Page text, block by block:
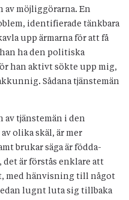
av möjliggörarna. En
identifierade tänkbara
upp ärmarna för att få
ha den politiska
han aktivt sökte upp mig,
Sådana tjänstemän
av tjänstemän i den
olika skäl, är mer
brukar säga är födda-
är förstås enklare att
med hänvisning till något
lugnt luta sig tillbaka